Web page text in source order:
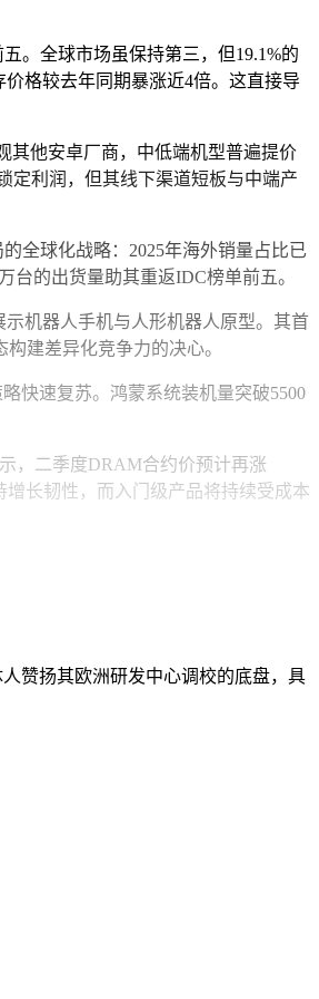
。全球市场虽保持第三，但19.1%的
格较去年同期暴涨近4倍。这直接导
其他安卓厂商，中低端机型普遍提价
定利润，但其线下渠道短板与中端产
全球化战略：2025年海外销量占比已
台的出货量助其重返IDC榜单前五。
机器人手机与人形机器人原型。其首
建差异化竞争力的决心。
快速复苏。鸿蒙系统装机量突破5500
，二季度DRAM合约价预计再涨
增长韧性，而入门级产品将持续受成本
赞扬其欧洲研发中心调校的底盘，具